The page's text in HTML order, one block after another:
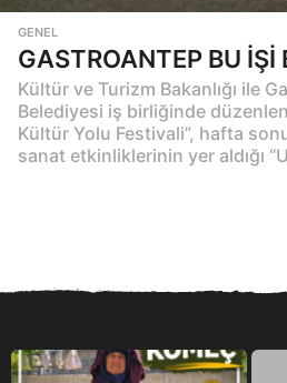
GENEL
GASTROANTEP BU İŞİ
Kültür ve Turizm Bakanlığı ile
Belediyesi iş birliğinde
Kültür Yolu Festivali”, hafta
sanat etkinliklerinin yer aldığı